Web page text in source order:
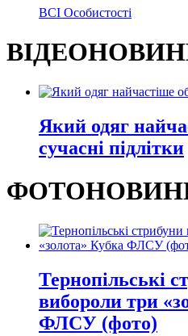
ВСІ Особистості
Який одяг
сучасні підлітки
Тернопільські
вибороли три
ФЛСУ (фото)